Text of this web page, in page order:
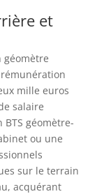
et
géomètre
mille euros
salaire
géomètre-
ou une
sur le terrain
acquérant